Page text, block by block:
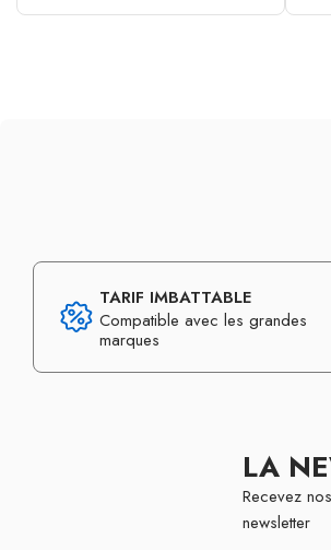
TARIF IMBATTABLE
Compatible avec les grandes
marques
LA
Recevez
newsletter